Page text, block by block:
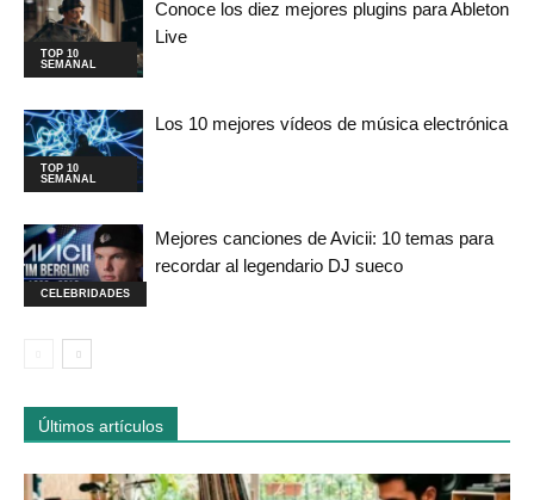
TOP 10
SEMANAL
Conoce los diez mejores plugins para Ableton
Live
TOP 10
SEMANAL
Los 10 mejores vídeos de música electrónica
CELEBRIDADES
Mejores canciones de Avicii: 10 temas para
recordar al legendario DJ sueco
Últimos artículos